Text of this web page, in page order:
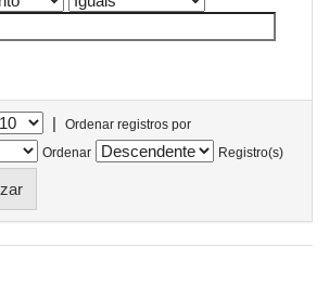
|
Ordenar registros por
Ordenar
Registro(s)